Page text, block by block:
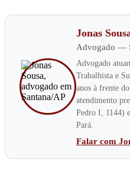
Jonas
Advogado —
Advogado
Trabalhista e
anos à frente
atendimento
Pedro I, 1144)
Pará.
Falar com